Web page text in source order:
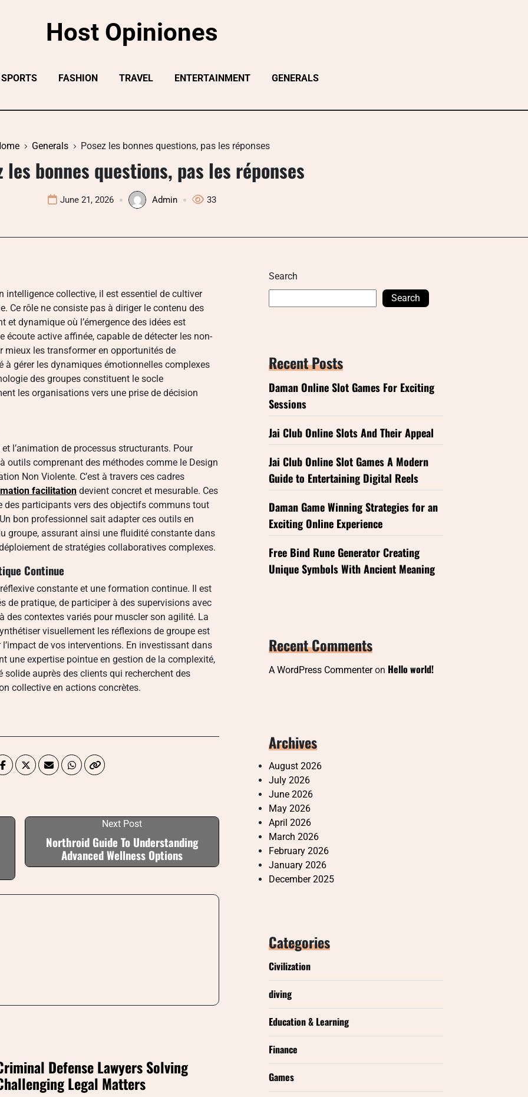
Host Opiniones
SPORTS FASHION TRAVEL ENTERTAINMENT GENERALS
Generals Posez les bonnes questions, pas les réponses
les bonnes questions, pas les réponses
June 21, 2026 Admin 33
collective, il est essentiel de cultiver
Ce rôle ne consiste pas à diriger le contenu des
et dynamique où l’émergence des idées est
active affinée, capable de détecter les non-
mieux les transformer en opportunités de
gérer les dynamiques émotionnelles complexes
des groupes constituent le socle
les organisations vers une prise de décision
l’animation de processus structurants. Pour
outils comprenant des méthodes comme le Design
Non Violente. C’est à travers ces cadres
facilitation devient concret et mesurable. Ces
des participants vers des objectifs communs tout
bon professionnel sait adapter ces outils en
groupe, assurant ainsi une fluidité constante dans
de stratégies collaboratives complexes.
Continue
constante et une formation continue. Il est
de pratique, de participer à des supervisions avec
des contextes variés pour muscler son agilité. La
visuellement les réflexions de groupe est
de vos interventions. En investissant dans
une expertise pointue en gestion de la complexité,
auprès des clients qui recherchent des
collective en actions concrètes.
Next Post
Northroid Guide To Understanding
Advanced Wellness Options
Defense Lawyers Solving
Legal Matters
Search
Search
Recent Posts
Daman Online Slot Games For Exciting
Sessions
Jai Club Online Slots And Their Appeal
Jai Club Online Slot Games A Modern
Guide to Entertaining Digital Reels
Daman Game Winning Strategies for an
Exciting Online Experience
Free Bind Rune Generator Creating
Unique Symbols With Ancient Meaning
Recent Comments
A WordPress Commenteron Hello world!
Archives
August 2026
July 2026
June 2026
May 2026
April 2026
March 2026
February 2026
January 2026
December 2025
Categories
Civilization
diving
Education & Learning
Finance
Games